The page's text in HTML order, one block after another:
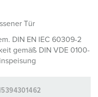
Tür
DIN EN IEC 60309-2
gemäß DIN VDE 0100-